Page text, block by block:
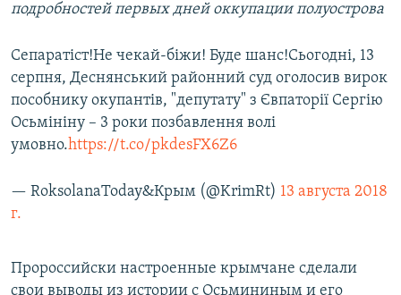
подробностей первых дней оккупации полуострова
Сепаратіст!Не чекай-біжи! Буде шанс!Сьогодні, 13
серпня, Деснянський районний суд оголосив вирок
пособнику окупантів, "депутату" з Євпаторії Сергію
Осьмініну – 3 роки позбавлення волі
умовно.https://t.co/pkdesFX6Z6
— RoksolanaToday&Крым (@KrimRt) 13 августа 2018
г.
Пророссийски настроенные крымчане сделали
свои выводы из истории с Осьмининым и его